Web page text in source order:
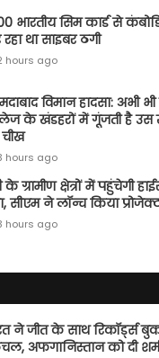
भारतीय सिम कार्ड से
था साइबर ठगी
hours ago
विमान हादसा: अभी
के खंडहरों में गूंजती है उस
hours ago
के ग्रामीण क्षेत्रों में पहुंचेगी
सीएम ने लॉन्च किया
hours ago
ने जीत के साथ रिकॉर्ड्स
अफगानिस्तान को दी